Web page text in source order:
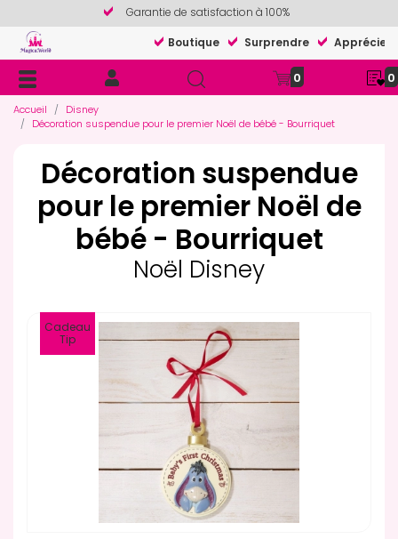
Garantie de satisfaction à 100%
Boutique
Surprendre Apprécier
0 0
Accueil
Disney
Décoration suspendue pour le premier Noël de bébé - Bourriquet
Décoration suspendue
pour le premier Noël de
bébé - Bourriquet
Noël Disney
Cadeau
Tip